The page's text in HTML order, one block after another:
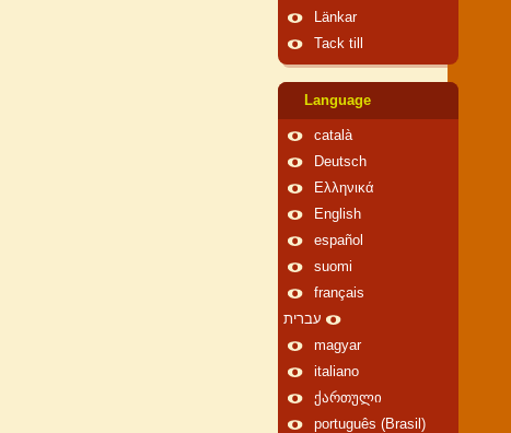
Länkar
Tack till
Language
català
Deutsch
Ελληνικά
English
español
suomi
français
עברית
magyar
italiano
ქართული
português (Brasil)